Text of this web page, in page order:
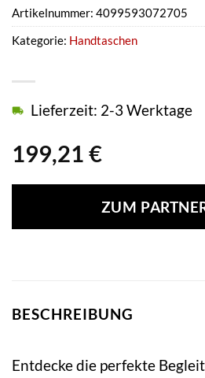
199,21 €
Lieferzeit: 2-3 Werktage
ZUM
Artikelnummer: 4099593072705
Kategorie: Handtaschen
BESCHREIBUNG
Entdecke die perfekte